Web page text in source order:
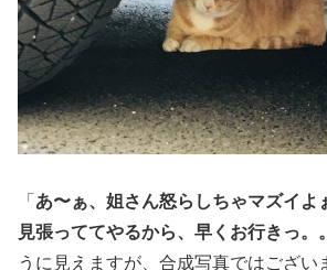
「 あ〜ぁ、姐さん怒らしちゃマズイよ
見張っててやるから、早くお行きっ。
うに見えますが、合成写真ではござい